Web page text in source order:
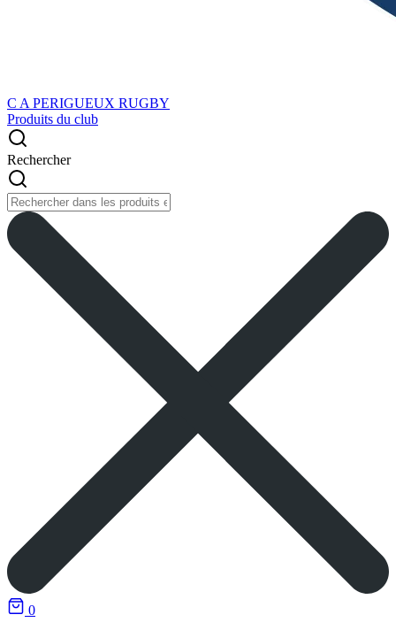
C A PERIGUEUX RUGBY
Produits du club
Rechercher
0